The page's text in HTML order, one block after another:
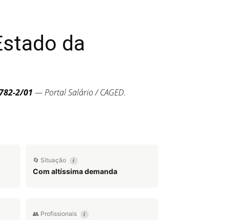
da
2/01 — Portal Salário / CAGED.
🔄 Situação i
Com altíssima demanda
👥 Profissionais i